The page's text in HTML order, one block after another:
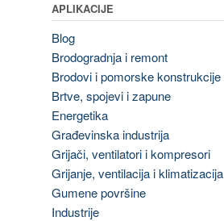
APLIKACIJE
Blog
Brodogradnja i remont
Brodovi i pomorske konstrukcije
Brtve, spojevi i zapune
Energetika
Građevinska industrija
Grijači, ventilatori i kompresori
Grijanje, ventilacija i klimatizacija
Gumene površine
Industrije